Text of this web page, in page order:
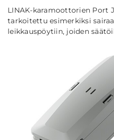
LINAK-karamoottorien Port
tarkoitettu esimerkiksi
leikkauspöytiin, joiden